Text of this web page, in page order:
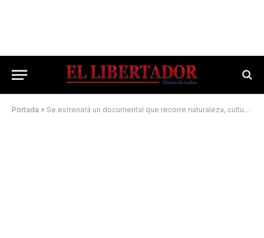
Portada » Se estrenará un documental que recorre naturaleza, cultura e idiosincrasia correntinas